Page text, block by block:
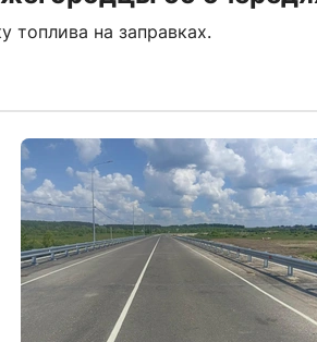
на заправках.